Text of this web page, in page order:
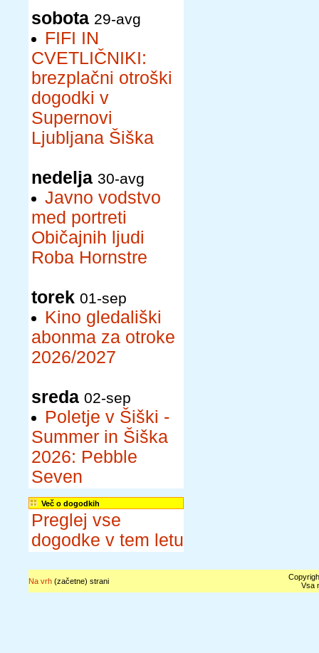
sobota 29-avg
FIFI IN
CVETLIČNIKI:
brezplačni otroški
dogodki v
Supernovi
Ljubljana Šiška
nedelja 30-avg
Javno vodstvo
med portreti
Običajnih ljudi
Roba Hornstre
torek 01-sep
Kino gledališki
abonma za otroke
2026/2027
sreda 02-sep
Poletje v Šiški -
Summer in Šiška
2026: Pebble
Seven
Več o dogodkih
Preglej vse
dogodke v tem letu
Na vrh(začetne) strani
Vsa